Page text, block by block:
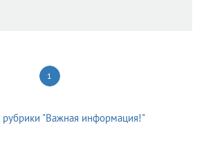
1
рубрики "Важная информация!"